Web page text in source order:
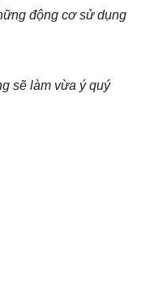
động cơ sử dụng
sẽ làm vừa ý quý